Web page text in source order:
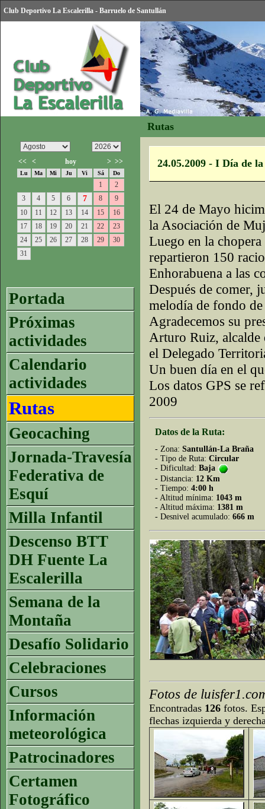
Club Deportivo La Escalerilla - Barruelo de Santullán
Rutas
<< < hoy > >>
Lu Ma Mi Ju Vi Sá Do
1
2
3
4 5 6 7 8
9
10
11 12 13 14 15
16
17
18 19 20 21 22
23
24
25 26 27 28 29
30
31
Portada
Próximas
actividades
Calendario
actividades
Rutas
Geocaching
Jornada-Travesía
Federativa de
Esquí
Milla Infantil
Descenso BTT
DH Fuente La
Escalerilla
Semana de la
Montaña
Desafío Solidario
Celebraciones
Cursos
Información
meteorológica
Patrocinadores
Certamen
Fotográfico
24.05.2009 - I Día de
El 24 de Mayo
la Asociación de
Luego en la
repartieron 150
Enhorabuena a las
Después de comer,
melodía de fondo
Agradecemos su
Arturo Ruiz,
el Delegado
Un buen día en el
Los datos GPS se
2009
Datos de la Ruta:
- Zona: Santullán-La Braña
- Tipo de Ruta: Circular
- Dificultad: Baja
- Distancia: 12 Km
- Tiempo: 4:00 h
- Altitud mínima: 1043 m
- Altitud máxima: 1381 m
- Desnivel acumulado: 666 m
Fotos de
Encontradas 126 fotos.
flechas izquierda y